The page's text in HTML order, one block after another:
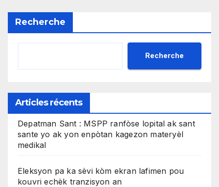
Recherche
Recherche
Articles récents
Depatman Sant : MSPP ranfòse lopital ak sant
sante yo ak yon enpòtan kagezon materyèl
medikal
Eleksyon pa ka sèvi kòm ekran lafimen pou
kouvri echèk tranzisyon an